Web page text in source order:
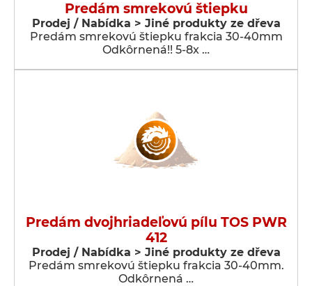
Predám smrekovú štiepku
Prodej / Nabídka > Jiné produkty ze dřeva
Predám smrekovú štiepku frakcia 30-40mm
Odkôrnená!! 5-8x …
Predám dvojhriadeľovú pílu TOS PWR
412
Prodej / Nabídka > Jiné produkty ze dřeva
Predám smrekovú štiepku frakcia 30-40mm.
Odkôrnená …